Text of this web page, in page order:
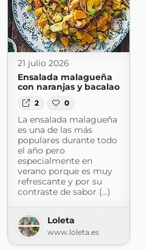
21 julio 2026
Ensalada malagueña
con naranjas y bacalao
2 0
La ensalada malagueña
es una de las más
populares durante todo
el año pero
especialmente en
verano porque es muy
refrescante y por su
contraste de sabor (...)
Loleta
www.loleta.es